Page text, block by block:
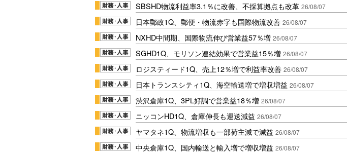
SBSHD物流利益率3.1％に改善、不採算拠点も改革 26/08/07
日本郵政1Q、郵便・物流赤字も国際物流改善 26/08/07
NXHD中間期、国際物流伸び営業益57％増 26/08/07
SGHD1Q、モリソン連結効果で営業益15％増 26/08/07
ロジスティード1Q、売上12％増で利益率改善 26/08/07
日本トランスシティ1Q、海空輸送増で増収増益 26/08/07
渋沢倉庫1Q、3PL好調で営業益18％増 26/08/07
ニッコンHD1Q、倉庫伸長も運送減益 26/08/07
ヤマタネ1Q、物流増収も一部荷主減で減益 26/08/07
中央倉庫1Q、国内輸送と輸入増で増収増益 26/08/07